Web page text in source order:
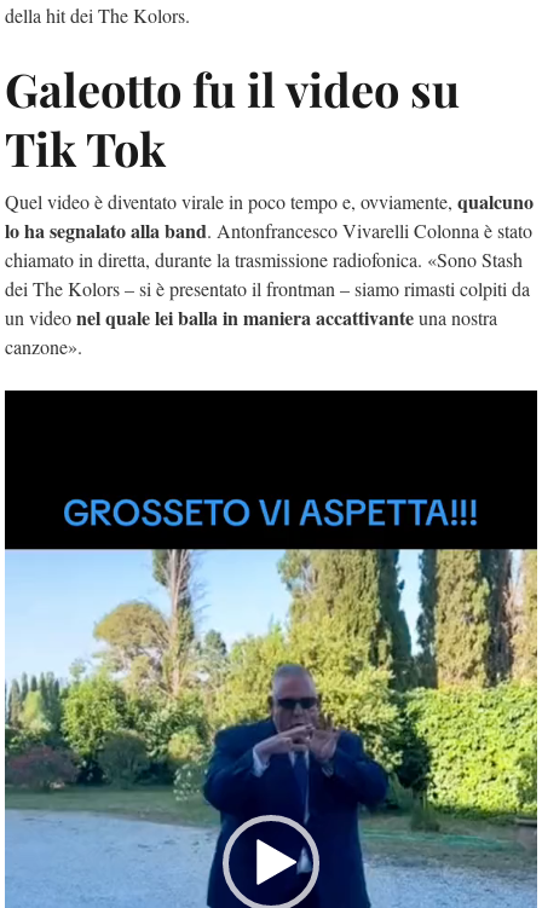
della hit dei The Kolors.
Galeotto fu il video su
Tik Tok
Quel video è diventato virale in poco tempo e, ovviamente, qualcuno
lo ha segnalato alla band. Antonfrancesco Vivarelli Colonna è stato
chiamato in diretta, durante la trasmissione radiofonica. «Sono Stash
dei The Kolors – si è presentato il frontman – siamo rimasti colpiti da
un videonel quale lei balla in maniera accattivanteuna nostra
canzone».